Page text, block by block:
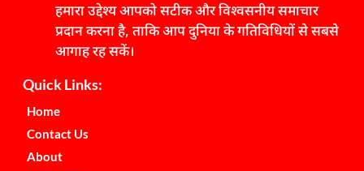
हमारा उद्देश्य आपको सटीक और विश्वसनीय समाचार
प्रदान करना है, ताकि आप दुनिया के गतिविधियों से सबसे
आगाह रह सकें।
Quick Links:
Home
Contact Us
About